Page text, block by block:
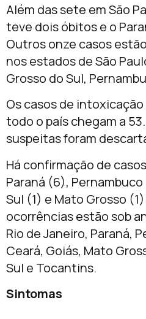
Além das sete em São
teve dois óbitos e o
Outros onze casos
nos estados de São
Grosso do Sul,
Os casos de
todo o país chegam a
suspeitas foram
Há confirmação de
Paraná (6),
Sul (1) e Mato Grosso
ocorrências estão sob
Rio de Janeiro, Paraná,
Ceará, Goiás, Mato
Sul e Tocantins.
Sintomas